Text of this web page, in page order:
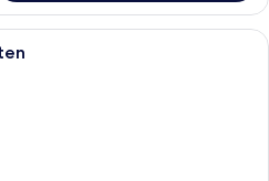
Allergikerbettwaren, Schreibtisch,